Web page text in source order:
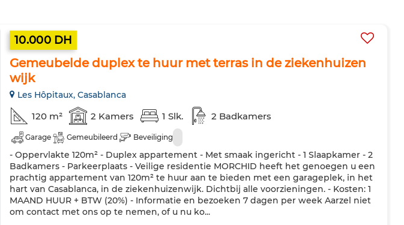
10.000 DH
Gemeubelde duplex te huur met terras in de ziekenhuizen
wijk
Les Hôpitaux, Casablanca
120 m² 2 Kamers 1 Slk. 2 Badkamers
Garage Gemeubileerd Beveiliging
- Oppervlakte 120m² - Duplex appartement - Met smaak ingericht - 1 Slaapkamer - 2
Badkamers - Parkeerplaats - Veilige residentie MORCHID heeft het genoegen u een
prachtig appartement van 120m² te huur aan te bieden met een garageplek, in het
hart van Casablanca, in de ziekenhuizenwijk. Dichtbij alle voorzieningen. - Kosten: 1
MAAND HUUR + BTW (20%) - Informatie en bezoeken 7 dagen per week Aarzel niet
om contact met ons op te nemen, of u nu ko...